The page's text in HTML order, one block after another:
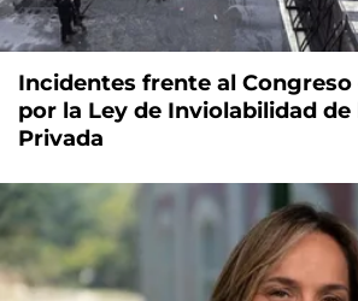
Incidentes frente al Congreso
por la Ley de Inviolabilidad
Privada